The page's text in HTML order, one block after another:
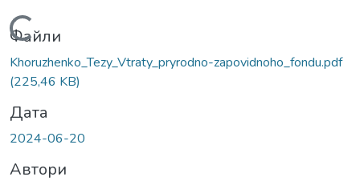
Вантажиться...
Файли
Khoruzhenko_Tezy_Vtraty_pryrodno-zapovidnoho_fondu.pdf
(225,46 KB)
Дата
2024-06-20
Автори